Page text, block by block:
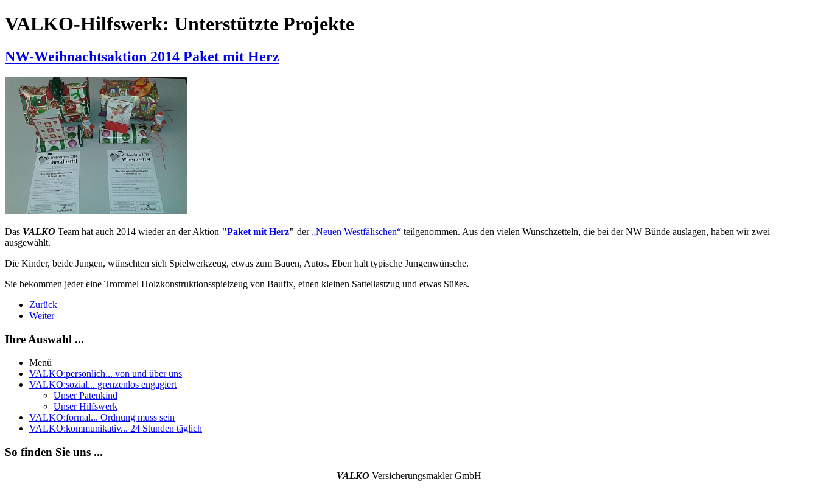
VALKO-Hilfswerk: Unterstützte Projekte
NW-Weihnachtsaktion 2014 Paket mit Herz
Das VALKO Team hat auch 2014 wieder an der Aktion "Paket mit Herz" der „Neuen Westfälischen“ teilgenommen. Aus den vielen Wunschzetteln, die bei der NW Bünde auslagen, haben wir zwei
ausgewählt.
Die Kinder, beide Jungen, wünschten sich Spielwerkzeug, etwas zum Bauen, Autos. Eben halt typische Jungenwünsche.
Sie bekommen jeder eine Trommel Holzkonstruktionsspielzeug von Baufix, einen kleinen Sattellastzug und etwas Süßes.
Zurück
Weiter
Ihre Auswahl ...
Menü
VALKO:persönlich... von und über uns
VALKO:sozial... grenzenlos engagiert
Unser Patenkind
Unser Hilfswerk
VALKO:formal... Ordnung muss sein
VALKO:kommunikativ... 24 Stunden täglich
So finden Sie uns ...
VALKO Versicherungsmakler GmbH